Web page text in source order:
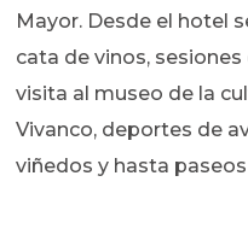
Mayor. Desde el hotel
cata de vinos,
visita al museo de la
Vivanco, deportes de
viñedos y hasta